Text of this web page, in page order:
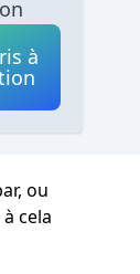
à
ou
cela